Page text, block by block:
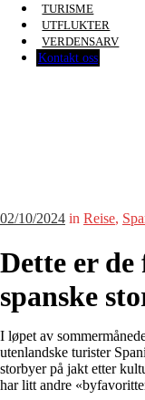
TURISME
UTFLUKTER
VERDENSARV
Kontakt oss
02/10/2024 in Reise,
Dette er
spanske
I løpet av
utenlandske turister
storbyer på jakt etter
har litt andre